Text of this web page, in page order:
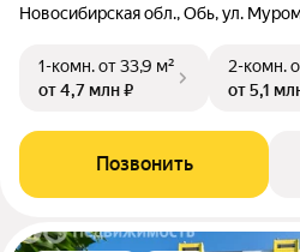
Новосибирская обл., Обь, ул.
1-комн.от 33,9 м²
от 4,7 млн ₽
2-комн.
от 5,1
Позвонить